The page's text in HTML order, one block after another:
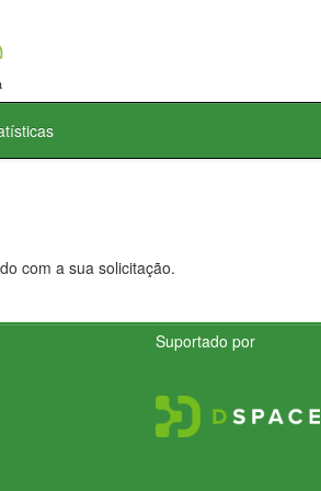
com a sua solicitação.
Suportado por